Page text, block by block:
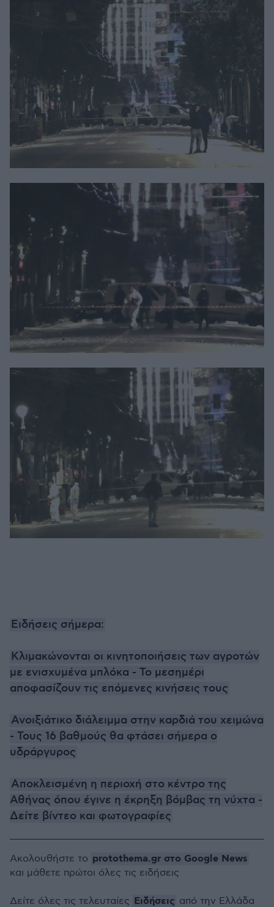
Ειδήσεις σήμερα:
Κλιμακώνονται οι κινητοποιήσεις των αγροτών
με ενισχυμένα μπλόκα - Το μεσημέρι
αποφασίζουν τις επόμενες κινήσεις τους
Ανοιξιάτικο διάλειμμα στην καρδιά του χειμώνα
- Τους 16 βαθμούς θα φτάσει σήμερα ο
υδράργυρος
Αποκλεισμένη η περιοχή στο κέντρο της
Αθήνας όπου έγινε η έκρηξη βόμβας τη νύχτα -
Δείτε βίντεο και φωτογραφίες
Ακολουθήστε το protothema.gr στο Google News
και μάθετε πρώτοι όλες τις ειδήσεις
Δείτε όλες τις τελευταίες Ειδήσεις από την Ελλάδα